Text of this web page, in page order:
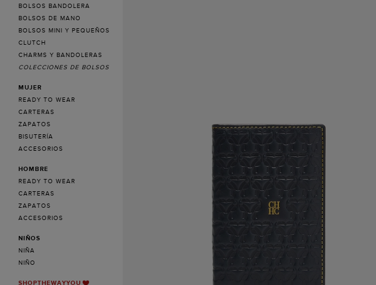
BOLSOS BANDOLERA
BOLSOS DE MANO
BOLSOS MINI Y PEQUEÑOS
CLUTCH
CHARMS Y BANDOLERAS
COLECCIONES DE BOLSOS
MUJER
READY TO WEAR
CARTERAS
ZAPATOS
BISUTERÍA
ACCESORIOS
HOMBRE
READY TO WEAR
CARTERAS
ZAPATOS
ACCESORIOS
NIÑOS
NIÑA
NIÑO
SHOPTHEWAYYOU